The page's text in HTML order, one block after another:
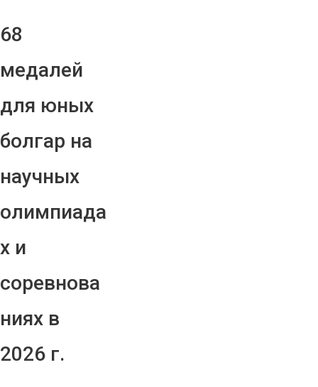
68
медалей
для юных
болгар на
научных
олимпиада
х и
соревнова
ниях в
2026 г.